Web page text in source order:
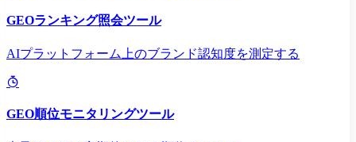
GEOランキング照会ツール
AIプラットフォーム上のブランド認知度を測定する
GEO順位モニタリングツール